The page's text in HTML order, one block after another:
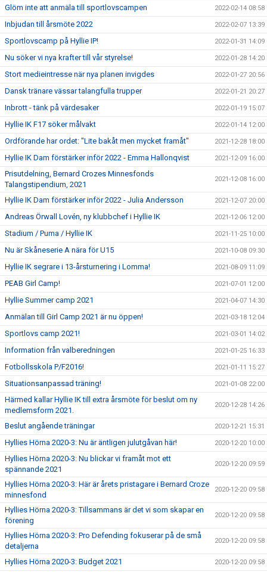
Glöm inte att anmäla till sportlovscampen 2022-02-14 08:58
Inbjudan till årsmöte 2022 2022-02-07 13:39
Sportlovscamp på Hyllie IP! 2022-01-31 14:09
Nu söker vi nya krafter till vår styrelse! 2022-01-28 14:20
Stort medieintresse när nya planen invigdes 2022-01-27 20:56
Dansk tränare vässar talangfulla trupper 2022-01-21 20:27
Inbrott - tänk på värdesaker 2022-01-19 15:07
Hyllie IK F17 söker målvakt 2022-01-14 12:00
Ordförande har ordet: "Lite bakåt men mycket framåt" 2021-12-28 18:00
Hyllie IK Dam förstärker inför 2022 - Emma Hallonqvist 2021-12-09 16:00
Prisutdelning, Bernard Crozes Minnesfonds
Talangstipendium, 2021
2021-12-08 16:00
Hyllie IK Dam förstärker inför 2022 - Julia Andersson 2021-12-07 20:00
Andreas Örwall Lovén, ny klubbchef i Hyllie IK 2021-12-06 12:00
Stadium / Puma / Hyllie IK 2021-11-25 10:00
Nu är Skåneserie A nära för U15 2021-10-08 09:30
Hyllie IK segrare i 13-årsturnering i Lomma! 2021-08-09 11:09
PEAB Girl Camp! 2021-07-01 12:00
Hyllie Summer camp 2021 2021-04-07 14:30
Anmälan till Girl Camp 2021 är nu öppen! 2021-03-18 12:04
Sportlovs camp 2021! 2021-03-01 14:02
Information från valberedningen 2021-01-25 16:33
Fotbollsskola P/F2016! 2021-01-11 15:27
Situationsanpassad träning! 2021-01-08 22:00
Härmed kallar Hyllie IK till extra årsmöte för beslut om ny
medlemsform 2021.
2020-12-28 14:26
Beslut angående träningar 2020-12-21 15:31
Hyllies Hörna 2020-3: Nu är äntligen julutgåvan här! 2020-12-20 10:00
Hyllies Hörna 2020-3: Nu blickar vi framåt mot ett
spännande 2021
2020-12-20 09:59
Hyllies Hörna 2020-3: Här är årets pristagare i Bernard Croze
minnesfond
2020-12-20 09:58
Hyllies Hörna 2020-3: Tillsammans är det vi som skapar en
förening
2020-12-20 09:58
Hyllies Hörna 2020-3: Pro Defending fokuserar på de små
detaljerna
2020-12-20 09:58
Hyllies Hörna 2020-3: Budget 2021 2020-12-20 09:58